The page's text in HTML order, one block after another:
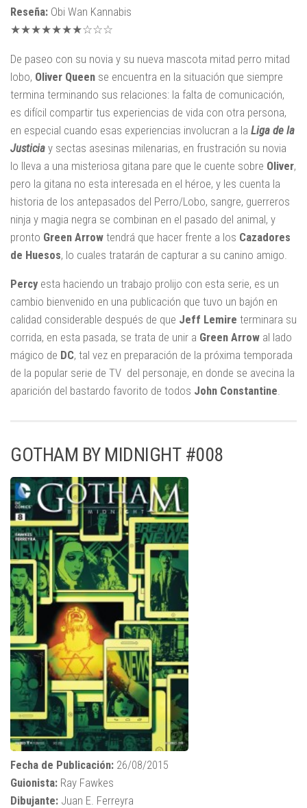
Reseña: Obi Wan Kannabis
★★★★★★★☆☆☆
De paseo con su novia y su nueva mascota mitad perro mitad
lobo, Oliver Queen se encuentra en la situación que siempre
termina terminando sus relaciones: la falta de comunicación,
es difícil compartir tus experiencias de vida con otra persona,
en especial cuando esas experiencias involucran a la Liga de la
Justicia y sectas asesinas milenarias, en frustración su novia
lo lleva a una misteriosa gitana pare que le cuente sobre Oliver,
pero la gitana no esta interesada en el héroe, y les cuenta la
historia de los antepasados del Perro/Lobo, sangre, guerreros
ninja y magia negra se combinan en el pasado del animal, y
pronto Green Arrow tendrá que hacer frente a los Cazadores
de Huesos, lo cuales tratarán de capturar a su canino amigo.
Percy esta haciendo un trabajo prolijo con esta serie, es un
cambio bienvenido en una publicación que tuvo un bajón en
calidad considerable después de que Jeff Lemire terminara su
corrida, en esta pasada, se trata de unir a Green Arrow al lado
mágico de DC, tal vez en preparación de la próxima temporada
de la popular serie de TV del personaje, en donde se avecina la
aparición del bastardo favorito de todos John Constantine.
GOTHAM BY MIDNIGHT #008
Fecha de Publicación: 26/08/2015
Guionista: Ray Fawkes
Dibujante: Juan E. Ferreyra